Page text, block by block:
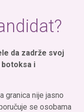
da zadrže svoj
i
granica nije jasno
se osobama